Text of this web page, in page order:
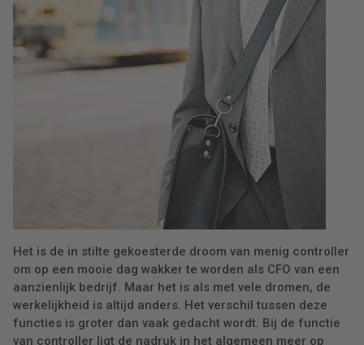
Het is de in stilte gekoesterde droom van menig controller
om op een mooie dag wakker te worden als CFO van een
aanzienlijk bedrijf. Maar het is als met vele dromen, de
werkelijkheid is altijd anders. Het verschil tussen deze
functies is groter dan vaak gedacht wordt. Bij de functie
van controller ligt de nadruk in het algemeen meer op